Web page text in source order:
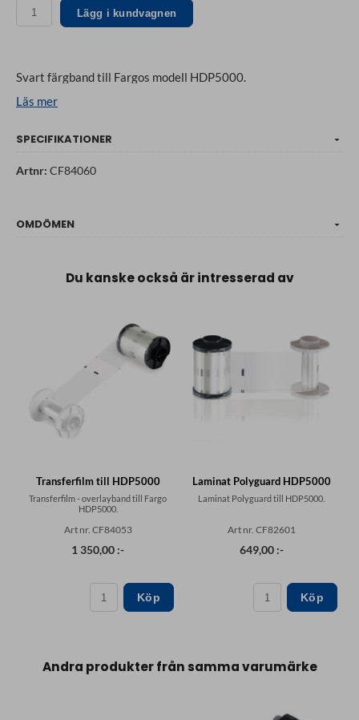
Lägg i kundvagnen
Svart färgband till Fargos modell HDP5000.
Läs mer
SPECIFIKATIONER
Artnr: CF84060
OMDÖMEN
Du kanske också är intresserad av
Transferfilm till HDP5000
Transferfilm - overlayband till Fargo
HDP5000.
Art nr. CF84053
1 350,00 :-
Köp
Laminat Polyguard HDP5000
Laminat Polyguard till HDP5000.
Art nr. CF82601
649,00 :-
Köp
Andra produkter från samma varumärke